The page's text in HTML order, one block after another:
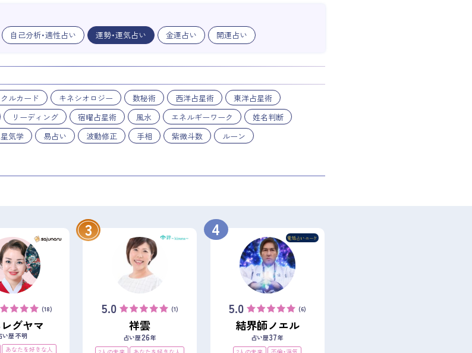
自己分析・適性占い 運勢・運気占い 金運占い 開運占い
ルカード キネシオロジー 数秘術 西洋占星術
東洋占星術
リーディング 宿曜占星術 風水 エネルギーワーク
姓名判断
気学 易占い 波動修正 手相 紫微斗数
ルーン
(18)
グヤマ
い歴 不明
あなたを好きな人
3
5.0 (1)
祥雲
占い歴26年
4
5.0 (6)
結界師ノエル
占い歴37年